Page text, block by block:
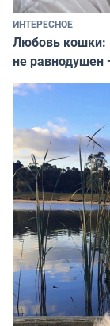
ИНТЕРЕСНОЕ
Любовь кошки:
не равнодушен